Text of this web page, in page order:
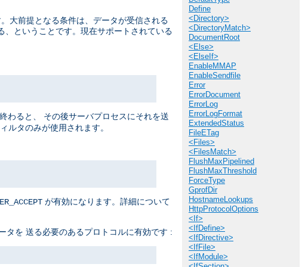
Define
<Directory>
<DirectoryMatch>
DocumentRoot
<Else>
<ElseIf>
EnableMMAP
EnableSendfile
Error
ErrorDocument
ErrorLog
ErrorLogFormat
ExtendedStatus
FileETag
<Files>
<FilesMatch>
FlushMaxPipelined
FlushMaxThreshold
ForceType
GprofDir
HostnameLookups
HttpProtocolOptions
<If>
<IfDefine>
<IfDirective>
<IfFile>
<IfModule>
大前提となる条件は、データが受信される
ということです。現在サポートされている
わると、 その後サーバプロセスにそれを送
ルタのみが使用されます。
が有効になります。詳細について
タを 送る必要のあるプロトコルに有効です :